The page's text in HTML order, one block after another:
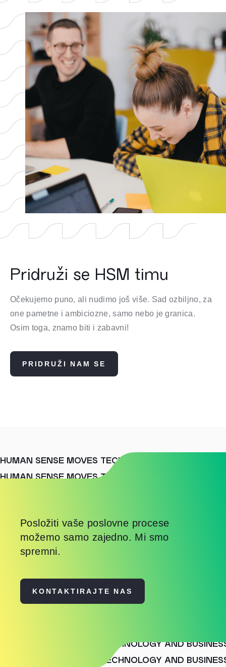
Pridruži se HSM timu
Očekujemo puno, ali nudimo još više. Sad ozbiljno, za
one pametne i ambiciozne, samo nebo je granica.
Osim toga, znamo biti i zabavni!
PRIDRUŽI NAM SE
HUMAN SENSE MOVES TECHNOLOGY AND
HUMAN SENSE MOVES TECHNOLOGY AND
HUMAN SENSE MOVES TECHNOLOGY AND
HUMAN SENSE MOVES TECHNOLOGY AND
Posložiti vaše poslovne procese
možemo samo zajedno. Mi smo
spremni.
KONTAKTIRAJTE NAS